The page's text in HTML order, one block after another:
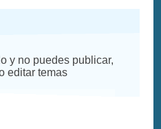
y no puedes publicar,
editar temas